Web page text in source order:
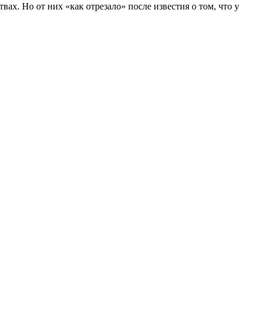
Но от них «как отрезало» после известия о том, что у